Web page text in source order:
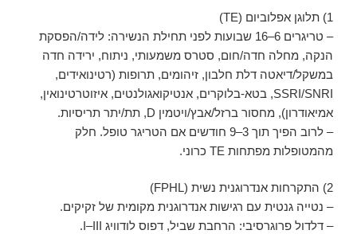
1) תלוגן אפלוביום (TE)
– טריגרים 6–16 שבועות לפני תחילת הנשירה: לידה/הפסקת
הנקה, מחלה חדה/חום, סטרס משמעותי, ניתוח, ירידה חדה
במשקל/דיאטה דלת חלבון, זיהומים, תרופות (רטינואידים,
SSRI/SNRI, בטא-בלוקרים, אנטיקואגולנטים, איזוטרטינואין,
אמיאודרון), מחסור ברזל/אבץ/ויטמין D, תת/יתר תריסיות.
– לרוב הפיך תוך 3–9 חודשים אם הטריגר טופל. חלק
מהמטופלות מפתחות TE כרוני.
2) התקרחות אנדרוגנית נשית (FPHL)
– נטייה גנטית עם רגישות אנדרוגנית מקומית של זקיקים.
– דלדול פרוגרסיבי: הרחבת שביל, דפוס לודוויג I–III.